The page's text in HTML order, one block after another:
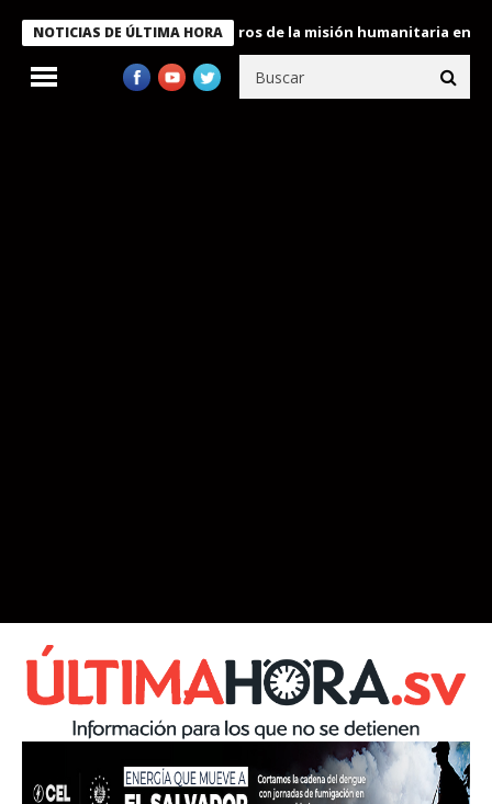
NOTICIAS DE ÚLTIMA HORA
Bukele condecora a miembros de la misión humanitaria enviada a